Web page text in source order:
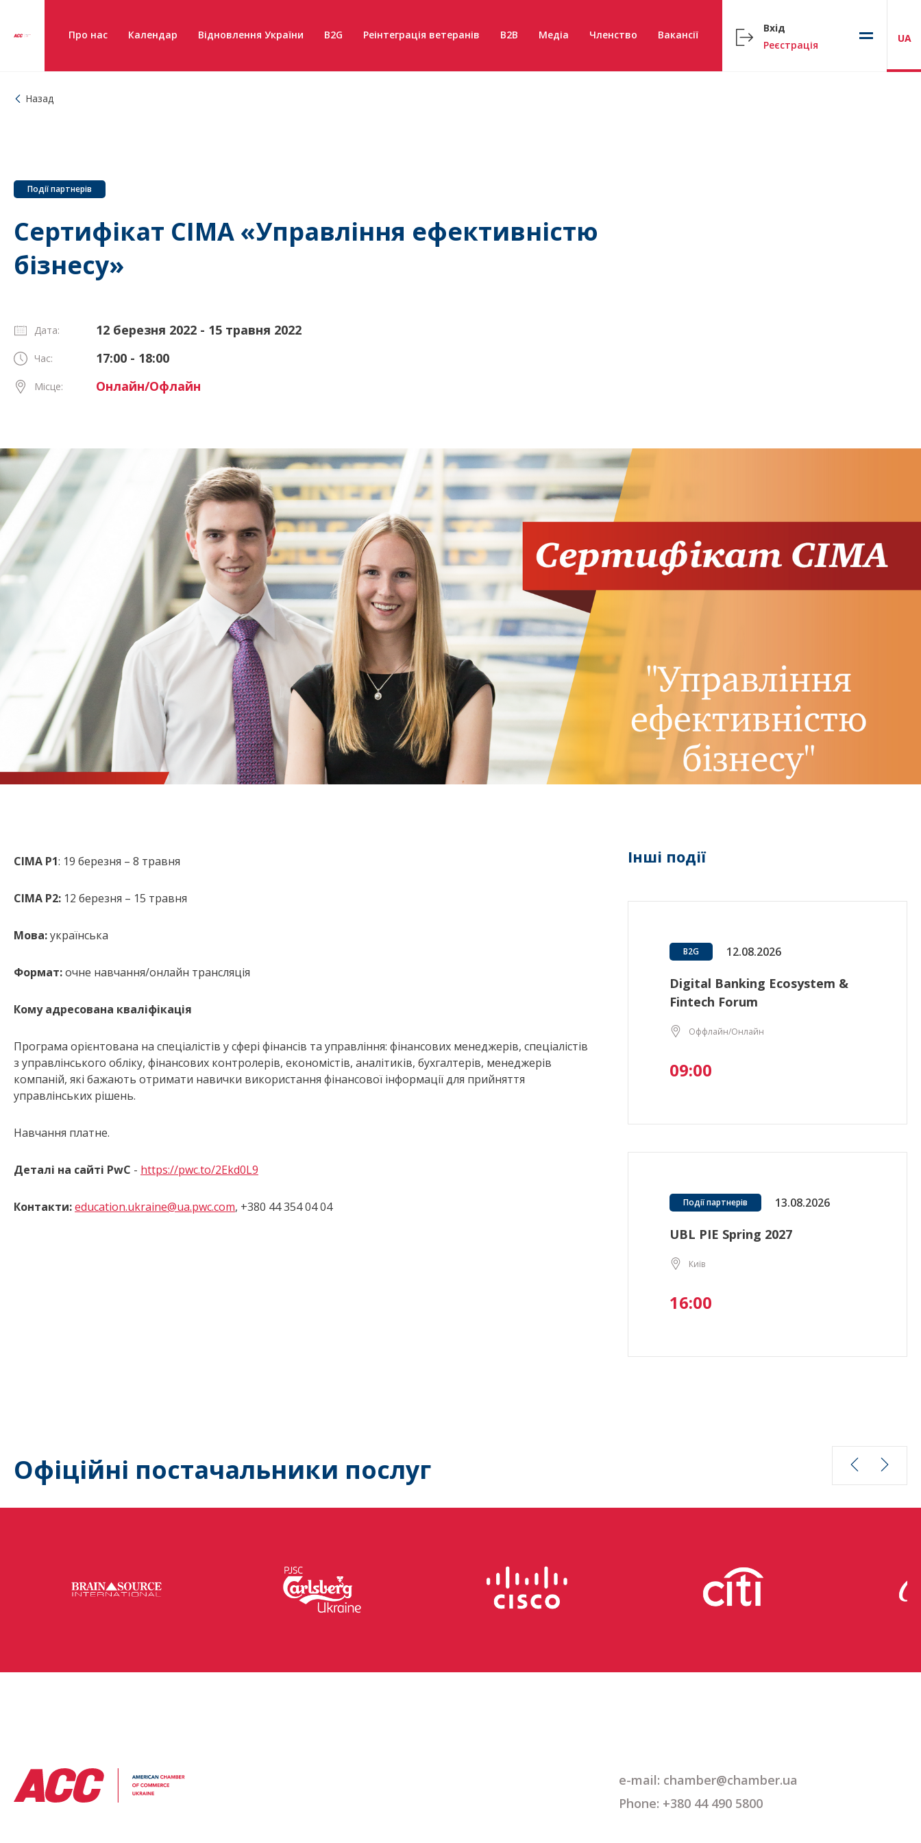
Про нас Календар Відновлення України B2G Реінтеграція ветеранів B2B Медіа Членство Вакансії
Вхід
Реєстрація
UA
Назад
Події партнерів
Сертифікат CIMA «Управління ефективністю
бізнесу»
Дата: 12 березня 2022 - 15 травня 2022
Час: 17:00 - 18:00
Місце: Онлайн/Офлайн
CIMA P1: 19 березня – 8 травня
CIMA P2: 12 березня – 15 травня
Мова:українська
Формат:очне навчання/онлайн трансляція
Кому адресована кваліфікація
Програма орієнтована на спеціалістів у сфері фінансів та управління: фінансових менеджерів, спеціалістів
з управлінського обліку, фінансових контролерів, економістів, аналітиків, бухгалтерів, менеджерів
компаній, які бажають отримати навички використання фінансової інформації для прийняття
управлінських рішень.
Навчання платне.
Деталі на сайті PwC - https://pwc.to/2Ekd0L9
Контакти:education.ukraine@ua.pwc.com, +380 44 354 04 04
Інші події
B2G 12.08.2026
Digital Banking Ecosystem &
Fintech Forum
Оффлайн/Онлайн
09:00
Події партнерів 13.08.2026
UBL PIE Spring 2027
Київ
16:00
Офіційні постачальники послуг
e-mail: chamber@chamber.ua
Phone: +380 44 490 5800